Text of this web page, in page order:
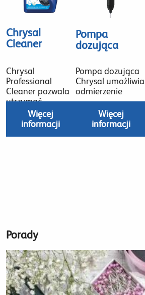
Chrysal
Cleaner
Chrysal
Professional
Cleaner pozwala
utrzymać
Więcej
informacji
Pompa
dozująca
Pompa dozująca
Chrysal umożliwia
odmierzenie
Więcej
informacji
Porady